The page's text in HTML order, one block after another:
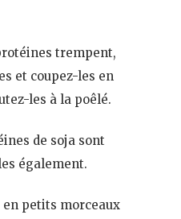
trempent,
et coupez-les en
les à la poêlé.
de soja sont
également.
en petits morceaux